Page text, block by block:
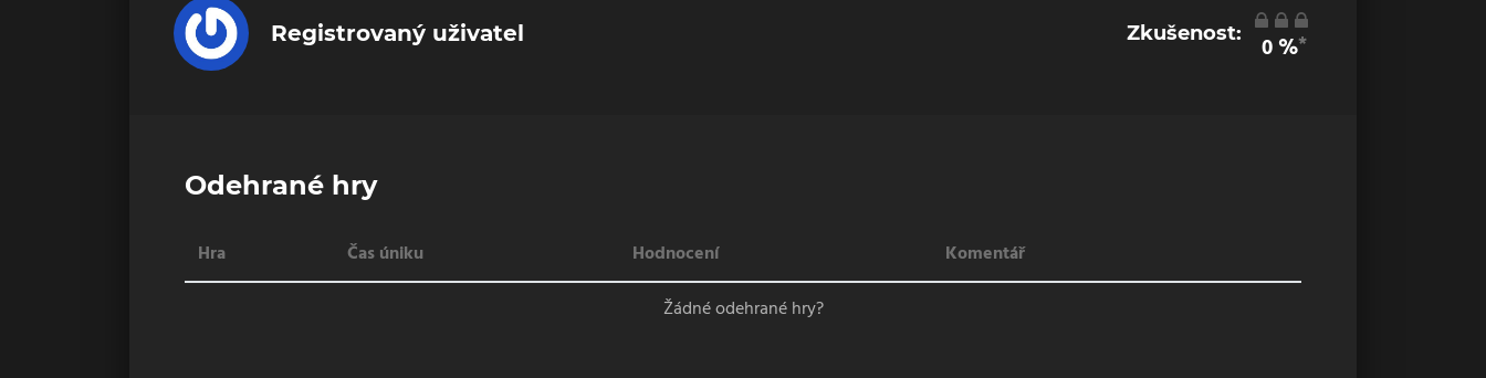
Registrovaný uživatel Zkušenost: 0%*
Odehrané hry
Hra Čas úniku Hodnocení
Komentář
Žádné odehrané hry?